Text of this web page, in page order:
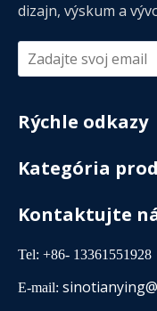
dizajn, výskum a
Rýchle odkazy
Kategória
Kontaktujte
Tel: +86- 13361551928
E-mail: